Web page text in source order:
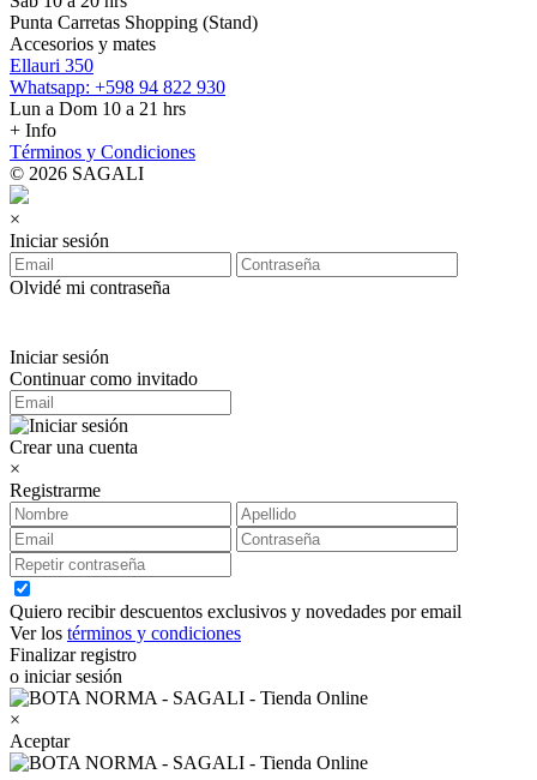
Punta Carretas Shopping (Stand)
Accesorios y mates
Ellauri 350
Whatsapp: +598 94 822 930
Lun a Dom 10 a 21 hrs
+ Info
Términos y Condiciones
© 2026 SAGALI
×
Iniciar sesión
Olvidé mi contraseña
Iniciar sesión
Continuar como invitado
Crear una cuenta
×
Registrarme
Quiero recibir descuentos exclusivos y novedades por email
Ver los términos y condiciones
Finalizar registro
o iniciar sesión
×
Aceptar